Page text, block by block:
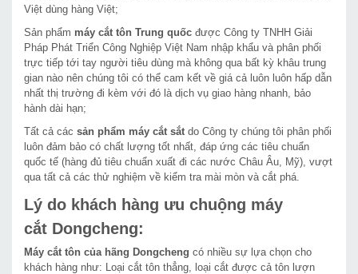
Việt dùng hàng Việt;
Sản phẩm máy cắt tôn Trung quốc được Công ty TNHH Giải
Pháp Phát Triển Công Nghiệp Việt Nam nhập khẩu và phân phối
trực tiếp tới tay người tiêu dùng mà không qua bất kỳ khâu trung
gian nào nên chúng tôi có thể cam kết về giá cả luôn luôn hấp dẫn
nhất thị trường đi kèm với đó là dịch vụ giao hàng nhanh, bảo
hành dài hạn;
Tất cả các sản phẩm máy cắt sắt do Công ty chúng tôi phân phối
luôn đảm bảo có chất lượng tốt nhất, đáp ứng các tiêu chuẩn
quốc tế (hàng đủ tiêu chuẩn xuất đi các nước Châu Âu, Mỹ), vượt
qua tất cả các thử nghiệm về kiểm tra mài mòn và cắt phá.
Lý do khách hàng ưu chuộng máy
cắt Dongcheng:
Máy cắt tôn của hãng Dongcheng có nhiều sự lựa chọn cho
khách hàng như: Loại cắt tôn thẳng, loại cắt được cả tôn lượn